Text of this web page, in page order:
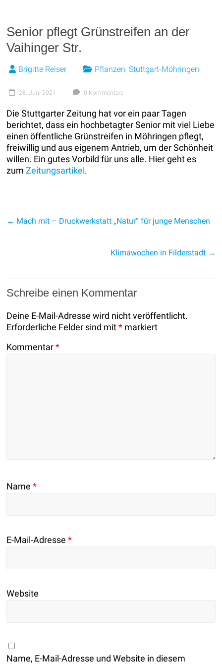
Senior pflegt Grünstreifen an der
Vaihinger Str.
Brigitte Reiser Pflanzen,Stuttgart-Möhringen
28. Juni 2021 0 Kommentare
Die Stuttgarter Zeitung hat vor ein paar Tagen
berichtet, dass ein hochbetagter Senior mit viel Liebe
einen öffentliche Grünstreifen in Möhringen pflegt,
freiwillig und aus eigenem Antrieb, um der Schönheit
willen. Ein gutes Vorbild für uns alle. Hier geht es
zumZeitungsartikel.
← Mach mit – Druckwerkstatt „Natur“ für junge Menschen
Klimawochen in Filderstadt →
Schreibe einen Kommentar
Deine E-Mail-Adresse wird nicht veröffentlicht.
Erforderliche Felder sind mit* markiert
Kommentar*
Name*
E-Mail-Adresse*
Website
Name, E-Mail-Adresse und Website in diesem